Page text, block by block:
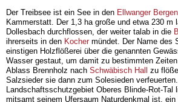
Der Treibsee ist ein See in den Ellwanger Bergen
Kammerstatt. Der 1,3 ha große und etwa 230 m
Dollesbach durchflossen, der weiter talab in die
ihrerseits in den Kochermündet. Der Name des
einstigen Holzflößerei über die genannten
Wasser gestaut, um damit zu bestimmten
Ablass Brennholz nach Schwäbisch Hall zu
Salzsieder sie dann zum Solesieden
Landschaftsschutzgebiet Oberes Blinde-Rot-Tal
mitsamt seinem Ufersaum Naturdenkmal ist,